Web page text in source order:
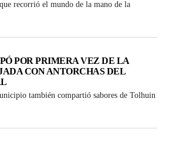
recorrió el mundo de la mano de la
POR PRIMERA VEZ DE LA
CON ANTORCHAS DEL
también compartió sabores de Tolhuin